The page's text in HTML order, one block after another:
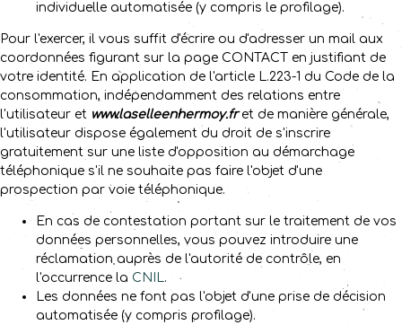
individuelle automatisée (y compris le profilage).
Pour l'exercer, il vous suffit d'écrire ou d'adresser un mail aux
coordonnées figurant sur la page CONTACT en justifiant de
votre identité. En application de l'article L.223-1 du Code de la
consommation, indépendamment des relations entre
l'utilisateur et www.laselleenhermoy.fret de manière générale,
l'utilisateur dispose également du droit de s'inscrire
gratuitement sur une liste d'opposition au démarchage
téléphonique s'il ne souhaite pas faire l'objet d'une
prospection par voie téléphonique.
En cas de contestation portant sur le traitement de vos
données personnelles, vous pouvez introduire une
réclamation auprès de l'autorité de contrôle, en
l'occurrence la CNIL.
Les données ne font pas l'objet d'une prise de décision
automatisée (y compris profilage).